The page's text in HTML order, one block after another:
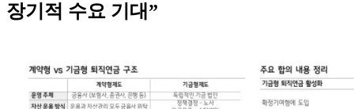
장기적 수요 기대”